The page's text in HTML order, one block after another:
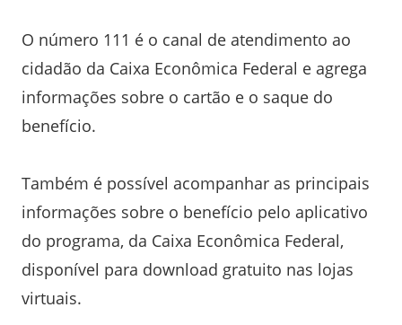
O número 111 é o canal de atendimento ao
cidadão da Caixa Econômica Federal e agrega
informações sobre o cartão e o saque do
benefício.
Também é possível acompanhar as principais
informações sobre o benefício pelo aplicativo
do programa, da Caixa Econômica Federal,
disponível para download gratuito nas lojas
virtuais.